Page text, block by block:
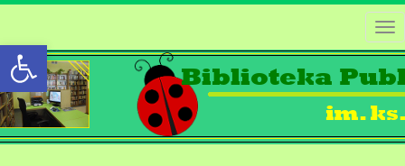
Open toolbar